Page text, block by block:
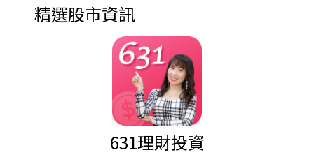
精選股市資訊
631理財投資